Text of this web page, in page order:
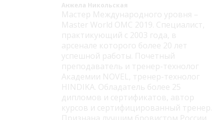
Анжела Никольская
Мастер Международного уровня –
Master World OMC 2019. Специалист,
практикующий с 2003 года, в
арсенале которого более 20 лет
успешной работы. Почетный
преподаватель и тренер-технолог
Академии NOVEL, тренер-технолог
HINDIKA. Обладатель более 25
дипломов и сертификатов, автор
курсов и сертифицированный тренер.